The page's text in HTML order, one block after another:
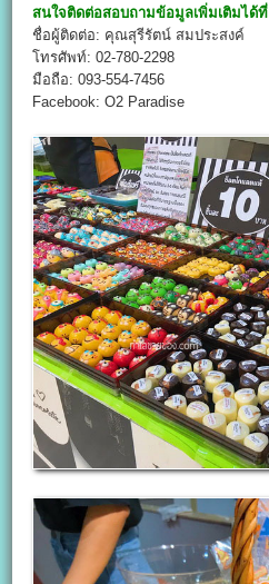
สนใจติดต่อสอบถามข้อมูลเพิ่มเติมได้ที่
ชื่อผู้ติดต่อ: คุณสุรีรัตน์ สมประสงค์
โทรศัพท์: 02-780-2298
มือถือ: 093-554-7456
Facebook: O2 Paradise